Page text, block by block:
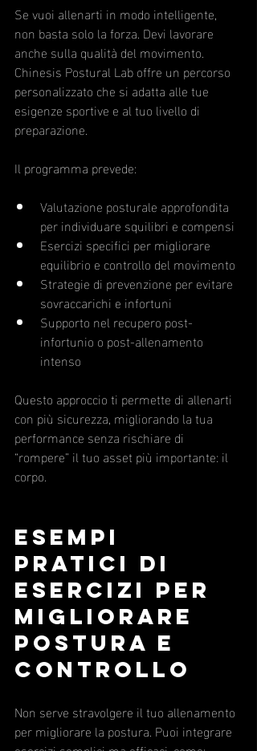
Se vuoi allenarti in modo intelligente,
non basta solo la forza. Devi lavorare
anche sulla qualità del movimento.
Chinesis Postural Lab offre un percorso
personalizzato che si adatta alle tue
esigenze sportive e al tuo livello di
preparazione.
Il programma prevede:
Valutazione posturale approfondita
per individuare squilibri e compensi
Esercizi specifici per migliorare
equilibrio e controllo del movimento
Strategie di prevenzione per evitare
sovraccarichi e infortuni
Supporto nel recupero post-
infortunio o post-allenamento
intenso
Questo approccio ti permette di allenarti
con più sicurezza, migliorando la tua
performance senza rischiare di
“rompere” il tuo asset più importante: il
corpo.
Esempi
pratici di
esercizi per
migliorare
postura e
controllo
Non serve stravolgere il tuo allenamento
per migliorare la postura. Puoi integrare